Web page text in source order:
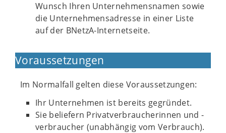
Wunsch Ihren Unternehmensnamen sowie
die Unternehmensadresse in einer Liste
auf der BNetzA-Internetseite.
Voraussetzungen
Im Normalfall gelten diese Voraussetzungen:
Ihr Unternehmen ist bereits gegründet.
Sie beliefern Privatverbraucherinnen und -
verbraucher (unabhängig vom Verbrauch).